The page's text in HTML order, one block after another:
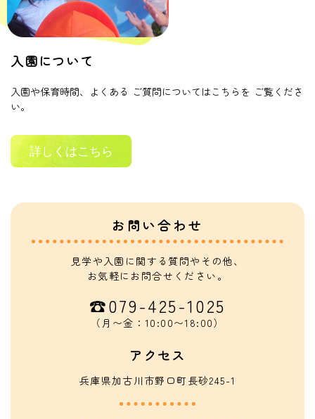
入園について
入園や保育時間、よくある ご質問についてはこちらを ご覧くださ
い。
詳しくはこちら
お問い合わせ
見学や入園に関する質問やその他、
お気軽にお問合せください。
☎︎079-425-1025
（月〜金：10:00〜18:00）
アクセス
兵庫県加古川市野口町長砂245-1